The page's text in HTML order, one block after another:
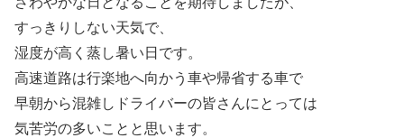
すっきりしない天気で、
湿度が高く蒸し暑い日です。
高速道路は行楽地へ向かう車や帰省する車で
早朝から混雑しドライバーの皆さんにとっては
気苦労の多いことと思います。